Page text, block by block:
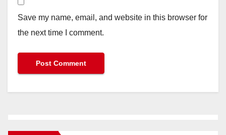
Save my name, email, and website in this browser for
the next time I comment.